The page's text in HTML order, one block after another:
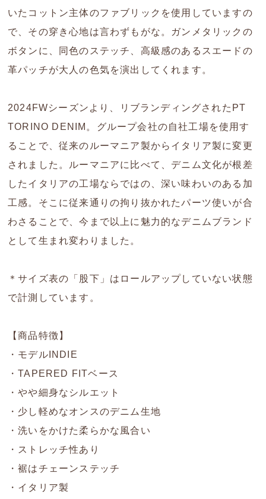
いたコットン主体のファブリックを使用していますの
で、その穿き心地は言わずもがな。ガンメタリックの
ボタンに、同色のステッチ、高級感のあるスエードの
革パッチが大人の色気を演出してくれます。
2024FWシーズンより、リブランディングされたPT
TORINO DENIM。グループ会社の自社工場を使用す
ることで、従来のルーマニア製からイタリア製に変更
されました。ルーマニアに比べて、デニム文化が根差
したイタリアの工場ならではの、深い味わいのある加
工感。そこに従来通りの拘り抜かれたパーツ使いが合
わさることで、今まで以上に魅力的なデニムブランド
として生まれ変わりました。
＊サイズ表の「股下」はロールアップしていない状態
で計測しています。
【商品特徴】
・モデルINDIE
・TAPERED FITベース
・やや細身なシルエット
・少し軽めなオンスのデニム生地
・洗いをかけた柔らかな風合い
・ストレッチ性あり
・裾はチェーンステッチ
・イタリア製